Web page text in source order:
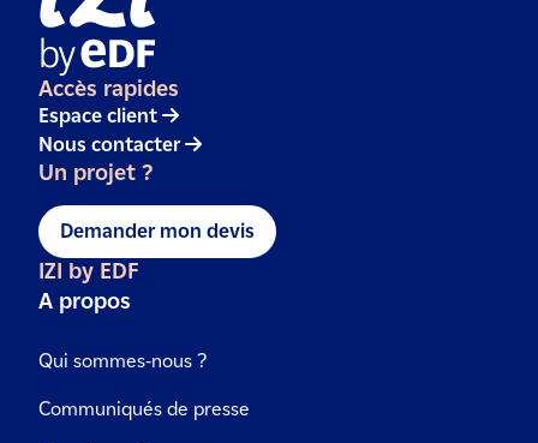
Accès rapides
Espace client
Nous contacter
Un projet ?
Demander mon devis
IZI by EDF
A propos
Qui sommes-nous ?
Communiqués de presse